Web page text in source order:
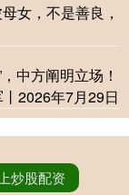
女，不是善良，
中方阐明立场！
2026年7月29日
炒股配资